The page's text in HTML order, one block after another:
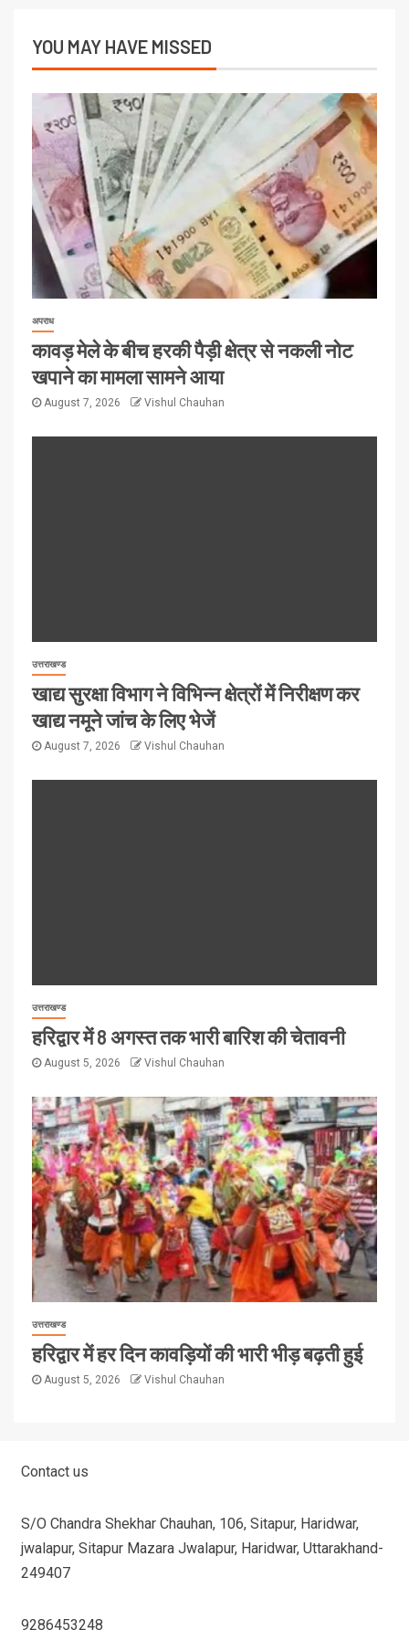
YOU MAY HAVE MISSED
अपराध
कावड़ मेले के बीच हरकी पैड़ी क्षेत्र से नकली नोट
खपाने का मामला सामने आया
August 7, 2026 Vishul Chauhan
उत्तराखण्ड
खाद्य सुरक्षा विभाग ने विभिन्न क्षेत्रों में निरीक्षण कर
खाद्य नमूने जांच के लिए भेजें
August 7, 2026 Vishul Chauhan
उत्तराखण्ड
हरिद्वार में 8 अगस्त तक भारी बारिश की चेतावनी
August 5, 2026 Vishul Chauhan
उत्तराखण्ड
हरिद्वार में हर दिन कावड़ियों की भारी भीड़ बढ़ती हुई
August 5, 2026 Vishul Chauhan
Contact us
S/O Chandra Shekhar Chauhan, 106, Sitapur, Haridwar,
jwalapur, Sitapur Mazara Jwalapur, Haridwar, Uttarakhand-
249407
9286453248